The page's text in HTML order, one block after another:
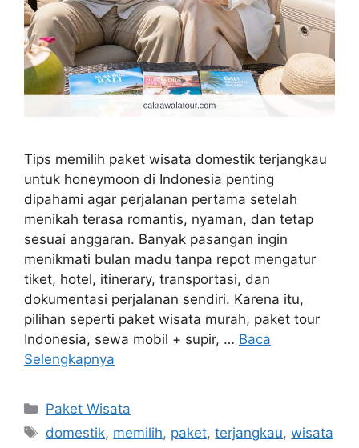
Tips memilih paket wisata domestik terjangkau
untuk honeymoon di Indonesia penting
dipahami agar perjalanan pertama setelah
menikah terasa romantis, nyaman, dan tetap
sesuai anggaran. Banyak pasangan ingin
menikmati bulan madu tanpa repot mengatur
tiket, hotel, itinerary, transportasi, dan
dokumentasi perjalanan sendiri. Karena itu,
pilihan seperti paket wisata murah, paket tour
Indonesia, sewa mobil + supir, … Baca
Selengkapnya
Kategori
Paket Wisata
Tag
domestik, memilih, paket,terjangkau,wisata